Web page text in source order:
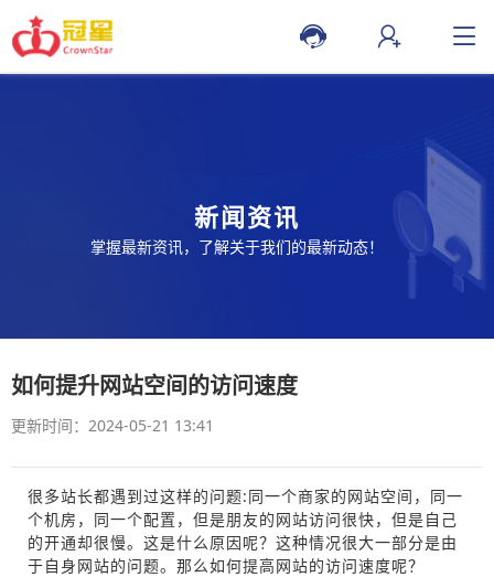
新闻资讯
掌握最新资讯，了解关于我们的最新动态！
如何提升网站空间的访问速度
更新时间：2024-05-21 13:41
很多站长都遇到过这样的问题:同一个商家的网站空间，同一
个机房，同一个配置，但是朋友的网站访问很快，但是自己
的开通却很慢。这是什么原因呢？这种情况很大一部分是由
于自身网站的问题。那么如何提高网站的访问速度呢？